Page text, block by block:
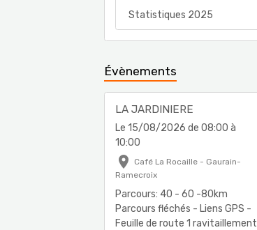
Statistiques 2025
Évènements
LA JARDINIERE
Le 15/08/2026 de 08:00 à
10:00
Café La Rocaille - Gaurain-
Ramecroix
Parcours: 40 - 60 -80km
Parcours fléchés - Liens GPS -
Feuille de route 1 ravitaillement